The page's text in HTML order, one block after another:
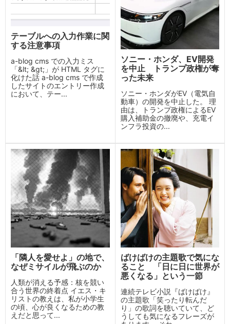
テーブルへの入力作業に関
する注意事項
a-blog cms での入力ミス
「&lt; &gt;」が HTML タグに
化けた話 a-blog cms で作成
したサイトのエントリー作成
において、テー...
ソニー・ホンダ、EV開発
を中止 トランプ政権が奪
った未来
ソニー・ホンダがEV（電気自
動車）の開発を中止した。 理
由は、トランプ政権によるEV
購入補助金の撤廃や、充電イ
ンフラ投資の...
「隣人を愛せよ」の地で、
なぜミサイルが飛ぶのか
人類が消える予感：核を競い
合う世界の終着点 イエス・キ
リストの教えは、私が小学生
の頃、心が良くなるための教
えだと思って...
ばけばけの主題歌で気にな
ること 「日に日に世界が
悪くなる」という一節
連続テレビ小説『ばけばけ』
の主題歌「笑ったり転んだ
り」の歌詞を聴いていて、ど
うしても気になるフレーズが